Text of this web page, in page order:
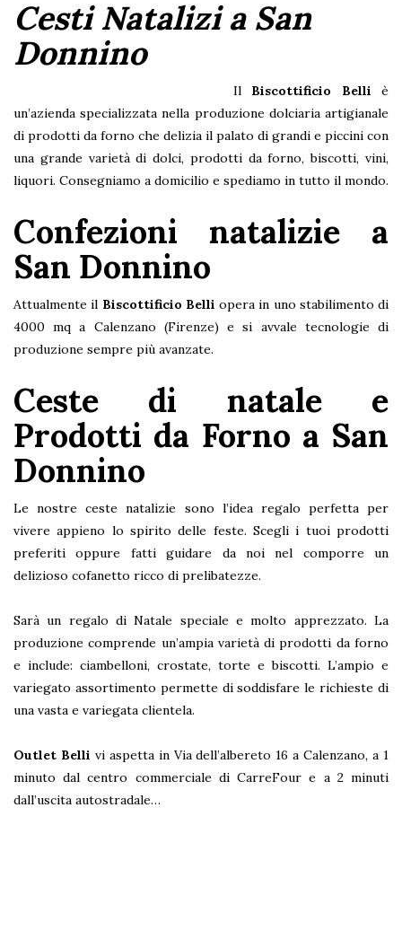
Cesti Natalizi a San
Donnino
Il Biscottificio Belli è
un’azienda specializzata nella produzione dolciaria artigianale
di prodotti da forno che delizia il palato di grandi e piccini con
una grande varietà di dolci, prodotti da forno, biscotti, vini,
liquori. Consegniamo a domicilio e spediamo in tutto il mondo.
Confezioni natalizie a
San Donnino
Attualmente il Biscottificio Belli opera in uno stabilimento di
4000 mq a Calenzano (Firenze) e si avvale tecnologie di
produzione sempre più avanzate.
Ceste di natale e
Prodotti da Forno a San
Donnino
Le nostre ceste natalizie sono l’idea regalo perfetta per
vivere appieno lo spirito delle feste. Scegli i tuoi prodotti
preferiti oppure fatti guidare da noi nel comporre un
delizioso cofanetto ricco di prelibatezze.
Sarà un regalo di Natale speciale e molto apprezzato. La
produzione comprende un’ampia varietà di prodotti da forno
e include: ciambelloni, crostate, torte e biscotti. L’ampio e
variegato assortimento permette di soddisfare le richieste di
una vasta e variegata clientela.
Outlet Belli vi aspetta in Via dell’albereto 16 a Calenzano, a 1
minuto dal centro commerciale di CarreFour e a 2 minuti
dall’uscita autostradale…